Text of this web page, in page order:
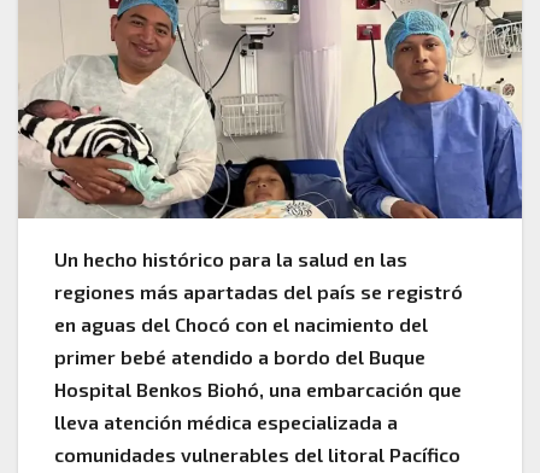
Un hecho histórico para la salud en las
regiones más apartadas del país se registró
en aguas del Chocó con el nacimiento del
primer bebé atendido a bordo del Buque
Hospital Benkos Biohó, una embarcación que
lleva atención médica especializada a
comunidades vulnerables del litoral Pacífico